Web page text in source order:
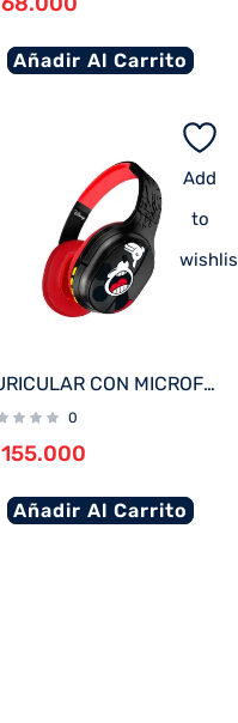
Añadir Al Carrito
Add
to
AURICULAR CON MICROFONO XTECH XTH-D660MK MICKEY MOUSE BT/3.5MM/1JACK/NEGRO
0
155.000
Añadir Al Carrito